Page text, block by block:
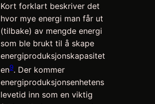
Kort forklart beskriver det
hvor mye energi man får ut
(tilbake) av mengde energi
som ble brukt til å skape
energiproduksjonskapasitet
en9. Der kommer
energiproduksjonsenhetens
levetid inn som en viktig